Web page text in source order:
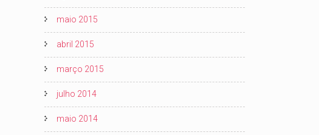
maio 2015
abril 2015
março 2015
julho 2014
maio 2014